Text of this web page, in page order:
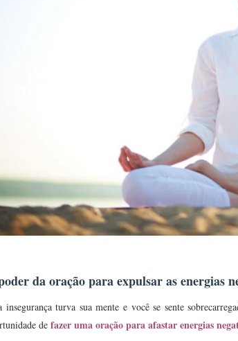
da oração para expulsar as energias
insegurança turva sua mente e você se sente
de fazer uma oração para afastar energias